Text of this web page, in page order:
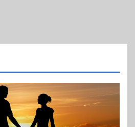
richtige
Entscheidung